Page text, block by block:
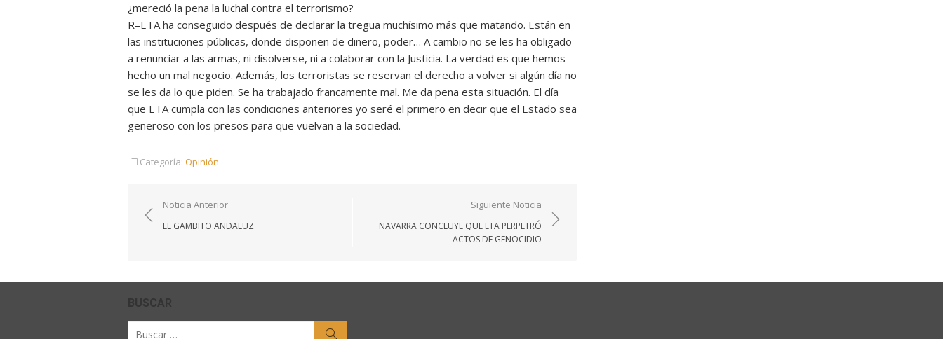
¿mereció la pena la luchal contra el terrorismo?
R–ETA ha conseguido después de declarar la tregua muchísimo más que matando. Están en
las instituciones públicas, donde disponen de dinero, poder… A cambio no se les ha obligado
a renunciar a las armas, ni disolverse, ni a colaborar con la Justicia. La verdad es que hemos
hecho un mal negocio. Además, los terroristas se reservan el derecho a volver si algún día no
se les da lo que piden. Se ha trabajado francamente mal. Me da pena esta situación. El día
que ETA cumpla con las condiciones anteriores yo seré el primero en decir que el Estado sea
generoso con los presos para que vuelvan a la sociedad.
Categoría: Opinión
Navegación
de
Noticia Anterior
EL GAMBITO ANDALUZ
Siguiente Noticia
NAVARRA CONCLUYE QUE ETA PERPETRÓ
ACTOS DE GENOCIDIO
BUSCAR
Buscar
por: